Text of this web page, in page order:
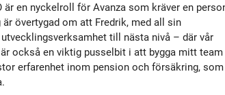
en nyckelroll för Avanza som kräver en
övertygad om att Fredrik, med all sin
till nästa nivå – där vår
också en viktig pusselbit i att bygga mitt team
erfarenhet inom pension och försäkring, som